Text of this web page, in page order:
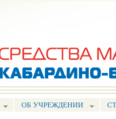
ОБ УЧРЕЖДЕНИИ